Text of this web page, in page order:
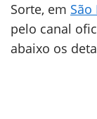
Sorte, em São
pelo canal
abaixo os